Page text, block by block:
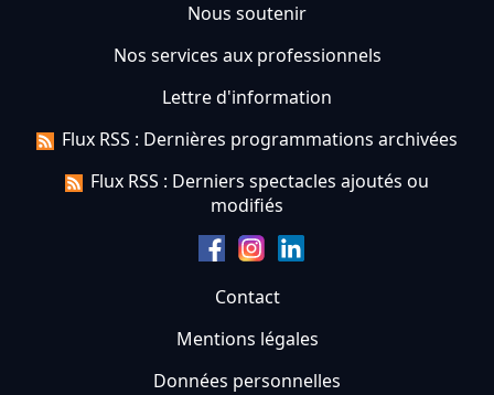
Nous soutenir
Nos services aux professionnels
Lettre d'information
Flux RSS : Dernières programmations archivées
Flux RSS : Derniers spectacles ajoutés ou
modifiés
Contact
Mentions légales
Données personnelles